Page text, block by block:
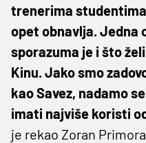
trenerima
opet obnavlja. Jedna
sporazuma je i što
Kinu. Jako smo
kao Savez, nadamo
imati najviše koristi
je rekao Zoran